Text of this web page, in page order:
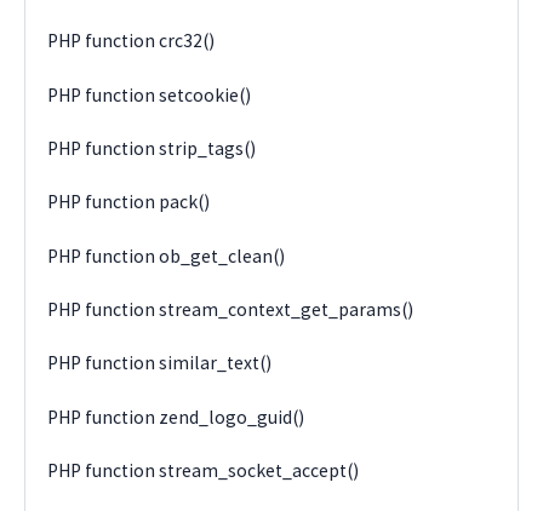
PHP function crc32()
PHP function setcookie()
PHP function strip_tags()
PHP function pack()
PHP function ob_get_clean()
PHP function stream_context_get_params()
PHP function similar_text()
PHP function zend_logo_guid()
PHP function stream_socket_accept()